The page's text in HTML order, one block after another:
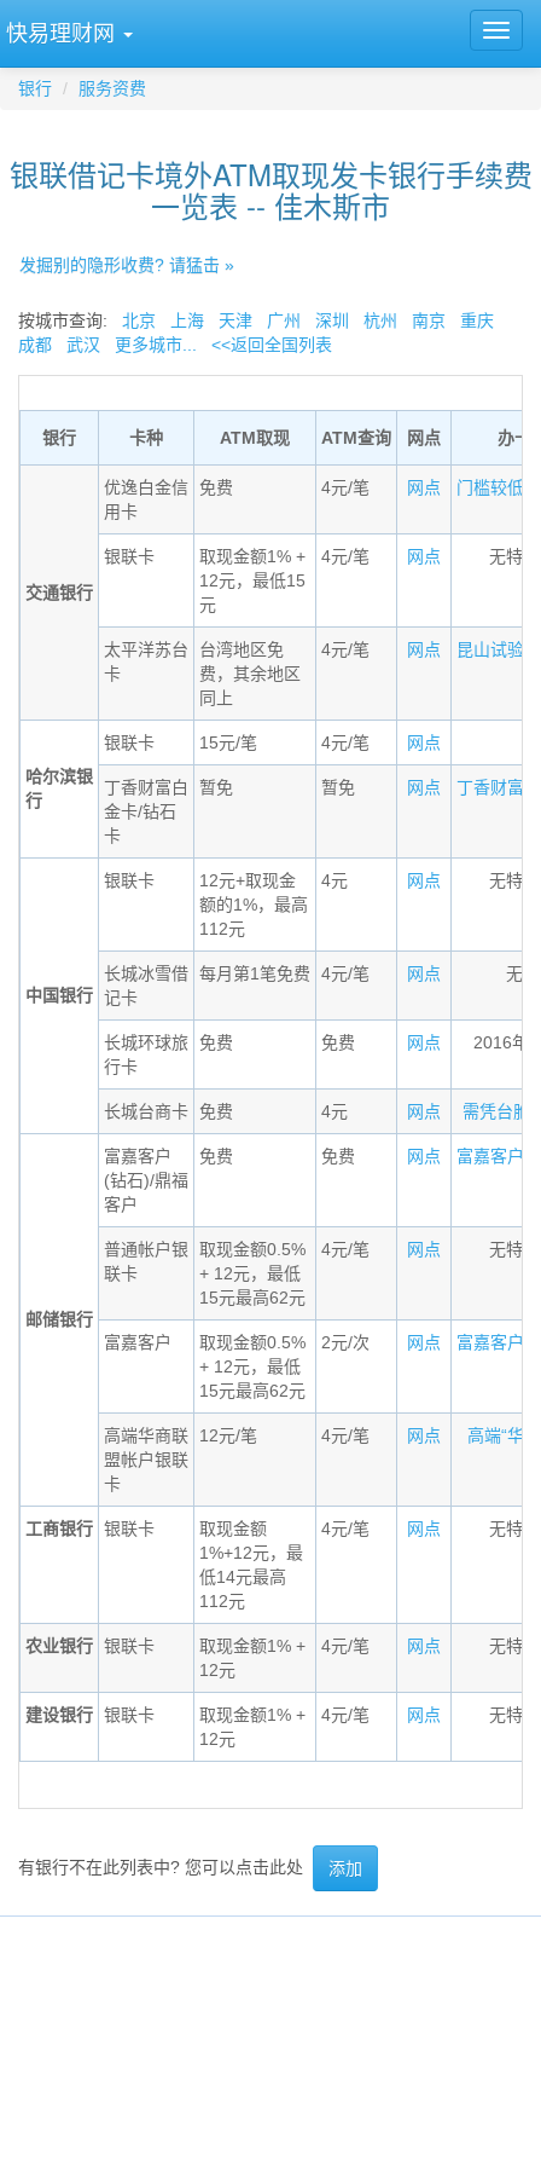
快易理财网
银行 服务资费
银联借记卡境外ATM取现发卡银行手续费
一览表 -- 佳木斯市
发掘别的隐形收费? 请猛击 »
按城市查询: 北京 上海 天津 广州 深圳 杭州 南京
重庆
成都
武汉 更多城市... <<返回全国列表
银行 卡种 ATM取现 ATM查询 网点 办卡
交通银行
优逸白金信
用卡
免费 4元/笔 网点 门槛较低
银联卡
取现金额1% +
12元，最低15
元
4元/笔 网点 无特
太平洋苏台
卡
台湾地区免
费，其余地区
同上
4元/笔 网点 昆山试验
哈尔滨银
行
银联卡 15元/笔 4元/笔 网点
丁香财富白
金卡/钻石
卡
暂免 暂免 网点 丁香财富
中国银行
银联卡
12元+取现金
额的1%，最高
112元
4元 网点 无特
长城冰雪借
记卡
每月第1笔免费 4元/笔 网点 无
长城环球旅
行卡
免费 免费 网点 2016年
长城台商卡 免费 4元 网点 需凭台胞
邮储银行
富嘉客户
(钻石)/鼎福
客户
免费 免费 网点 富嘉客户
普通帐户银
联卡
取现金额0.5%
+ 12元，最低
15元最高62元
4元/笔 网点 无特
富嘉客户
取现金额0.5%
+ 12元，最低
15元最高62元
2元/次 网点 富嘉客户
高端华商联
盟帐户银联
卡
12元/笔 4元/笔 网点 高端“华
工商银行 银联卡
取现金额
1%+12元，最
低14元最高
112元
4元/笔 网点 无特
农业银行 银联卡
取现金额1% +
12元
4元/笔 网点 无特
建设银行 银联卡
取现金额1% +
12元
4元/笔 网点 无特
有银行不在此列表中? 您可以点击此处 添加